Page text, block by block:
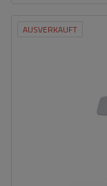
AUSVERKAUFT